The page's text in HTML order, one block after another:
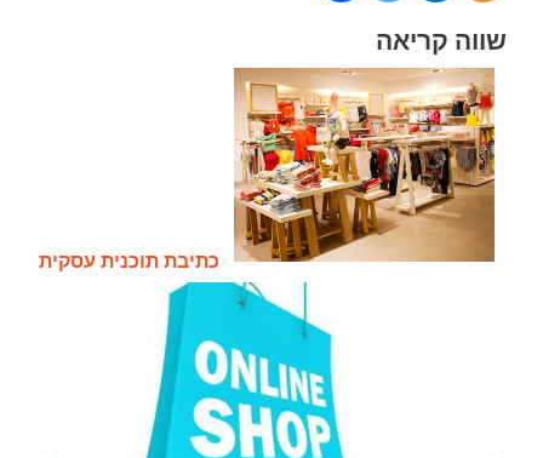
שווה קריאה
כתיבת תוכנית עסקית